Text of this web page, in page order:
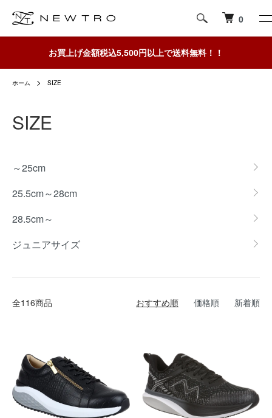
0
お買上げ金額税込5,500円以上で送料無料！！
ホーム SIZE
SIZE
～25cm
25.5cm～28cm
28.5cm～
ジュニアサイズ
全116商品 おすすめ順 価格順 新着順